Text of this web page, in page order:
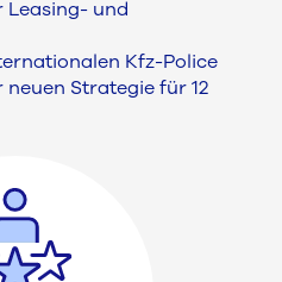
Leasing- und
Kfz-Police
Strategie für 12